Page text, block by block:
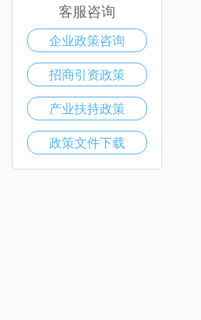
客服咨询
企业政策咨询
招商引资政策
产业扶持政策
政策文件下载